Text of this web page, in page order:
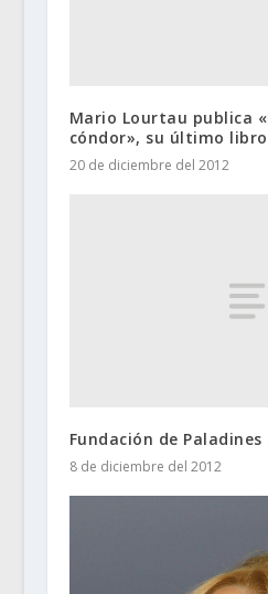
Mario Lourtau publica
cóndor», su último
20 de diciembre del 2012
Fundación de
8 de diciembre del 2012